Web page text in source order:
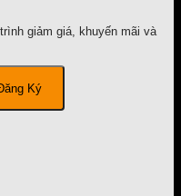
giảm giá, khuyến mãi và